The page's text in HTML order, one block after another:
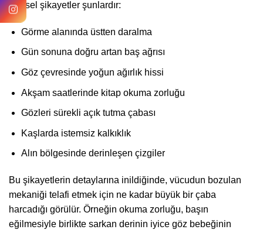
fiziksel şikayetler şunlardır:
Görme alanında üstten daralma
Gün sonuna doğru artan baş ağrısı
Göz çevresinde yoğun ağırlık hissi
Akşam saatlerinde kitap okuma zorluğu
Gözleri sürekli açık tutma çabası
Kaşlarda istemsiz kalkıklık
Alın bölgesinde derinleşen çizgiler
Bu şikayetlerin detaylarına inildiğinde, vücudun bozulan
mekaniği telafi etmek için ne kadar büyük bir çaba
harcadığı görülür. Örneğin okuma zorluğu, başın
eğilmesiyle birlikte sarkan derinin iyice göz bebeğinin